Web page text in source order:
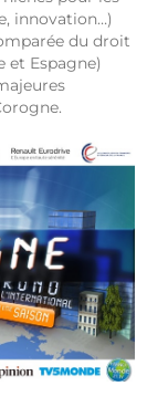
innovation…)
du droit
et Espagne)